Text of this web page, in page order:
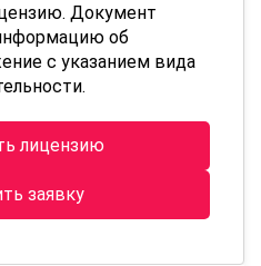
Документ
об
с указанием вида
лицензию
заявку